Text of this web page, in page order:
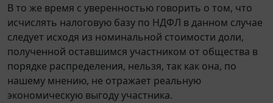
В то же время с уверенностью говорить о том, что
исчислять налоговую базу по НДФЛ в данном случае
следует исходя из номинальной стоимости доли,
полученной оставшимся участником от общества в
порядке распределения, нельзя, так как она, по
нашему мнению, не отражает реальную
экономическую выгоду участника.